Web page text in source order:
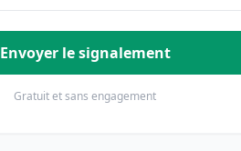
Envoyer le signalement
Gratuit et sans engagement